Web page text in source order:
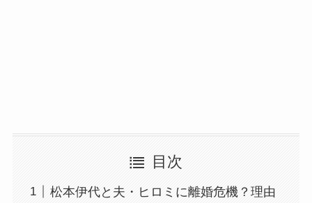
目次
松本伊代と夫・ヒロミに離婚危機？理由